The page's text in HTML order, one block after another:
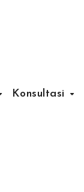
Konsultasi